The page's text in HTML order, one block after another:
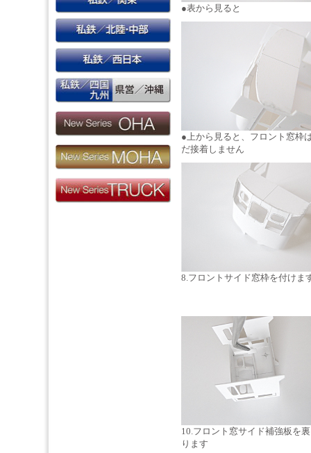
●表から見ると
●上から見ると、フロント窓枠
だ接着しません
8.フロントサイド窓枠を付けま
10.フロント窓サイド補強板を
ります